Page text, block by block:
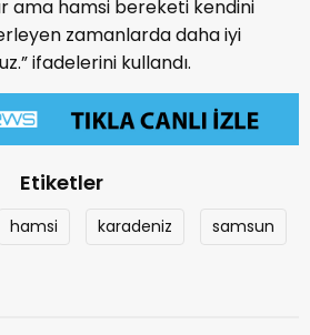
ama hamsi bereketi kendini
zamanlarda daha iyi
ifadelerini kullandı.
Etiketler
hamsi karadeniz samsun